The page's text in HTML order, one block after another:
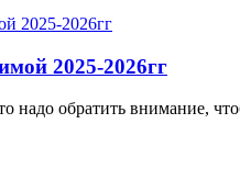
2025-2026гг
надо обратить внимание,